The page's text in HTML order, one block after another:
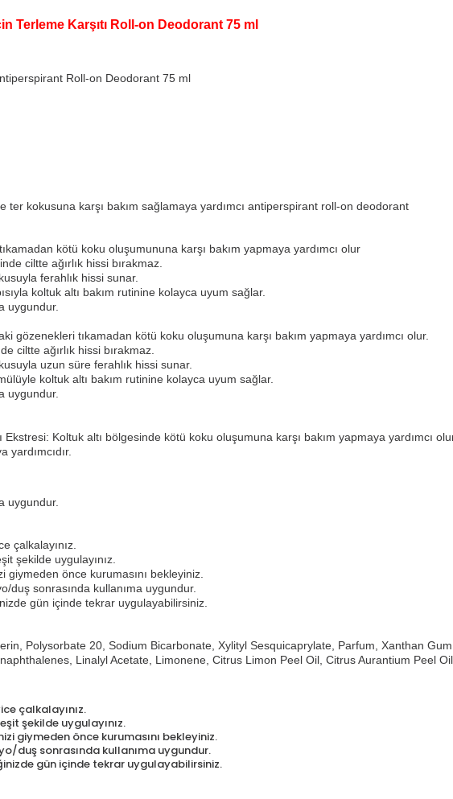
Terleme Karşıtı Roll-on Deodorant 75 ml
Roll-on Deodorant 75 ml
ter kokusuna karşı bakım sağlamaya yardımcı antiperspirant roll-on deodorant
kötü koku oluşumununa karşı bakım yapmaya yardımcı olur
ciltte ağırlık hissi bırakmaz.
ferahlık hissi sunar.
koltuk altı bakım rutinine kolayca uyum sağlar.
uygundur.
gözenekleri tıkamadan kötü koku oluşumuna karşı bakım yapmaya yardımcı olur.
ciltte ağırlık hissi bırakmaz.
uzun süre ferahlık hissi sunar.
koltuk altı bakım rutinine kolayca uyum sağlar.
uygundur.
Koltuk altı bölgesinde kötü koku oluşumuna karşı bakım yapmaya yardımcı
yardımcıdır.
uygundur.
çalkalayınız.
şekilde uygulayınız.
giymeden önce kurumasını bekleyiniz.
duş sonrasında kullanıma uygundur.
gün içinde tekrar uygulayabilirsiniz.
Polysorbate 20, Sodium Bicarbonate, Xylityl Sesquicaprylate, Parfum, Xanthan
Linalyl Acetate, Limonene, Citrus Limon Peel Oil, Citrus Aurantium Peel
çalkalayınız.
şekilde uygulayınız.
giymeden önce kurumasını bekleyiniz.
duş sonrasında kullanıma uygundur.
gün içinde tekrar uygulayabilirsiniz.